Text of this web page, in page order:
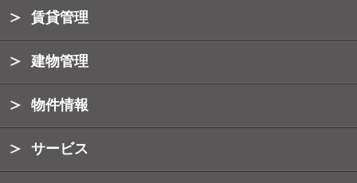
賃貸管理
建物管理
物件情報
サービス